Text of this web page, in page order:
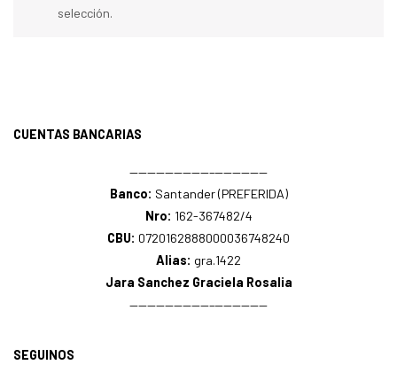
VIDEOSselección.
CUENTAS BANCARIAS
—————————–——————
Banco: Santander (PREFERIDA)
Nro: 162-367482/4
CBU: 0720162888000036748240
Alias: gra.1422
Jara Sanchez Graciela Rosalia
—————————–——————
SEGUINOS